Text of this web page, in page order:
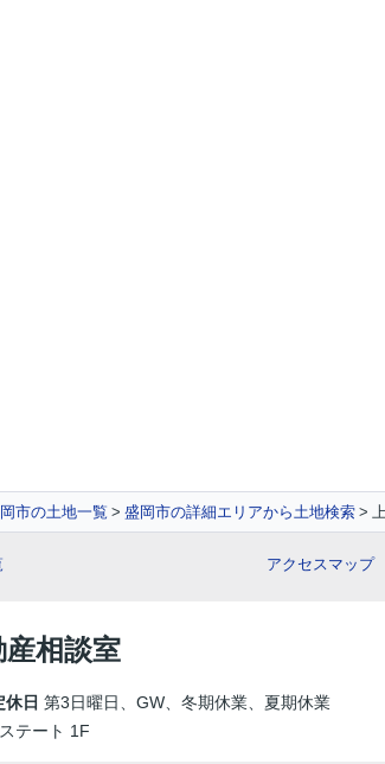
市の土地一覧 盛岡市の詳細エリアから土地検索
アクセスマップ
相談室
休日 第3日曜日、GW、冬期休業、夏期休業
テート 1F